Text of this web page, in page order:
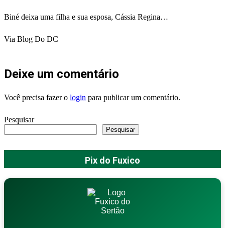
Biné deixa uma filha e sua esposa, Cássia Regina…
Via Blog Do DC
Deixe um comentário
Você precisa fazer o login para publicar um comentário.
Pesquisar
Pesquisar
Pix do Fuxico